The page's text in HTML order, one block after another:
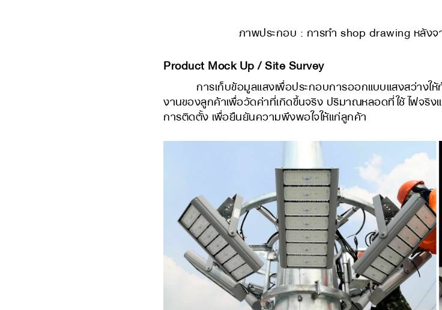
ภาพประกอบ : ​การทำ shop drawing หลัง
​Product Mock Up / Site Survey
การเก็บข้อมูลแสงเพื่อประกอบการออกแบบแสงสว่างให้
งานของลูกค้าเพื่อวัดค่าที่เกิดขึ้นจริง ปริมาณหลอดที่ใช้ไฟจริ
การติดตั้ง เพื่อยืนยันความพึงพอใจให้แก่ลูกค้า